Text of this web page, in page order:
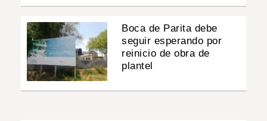
Boca de Parita debe
seguir esperando por
reinicio de obra de
plantel